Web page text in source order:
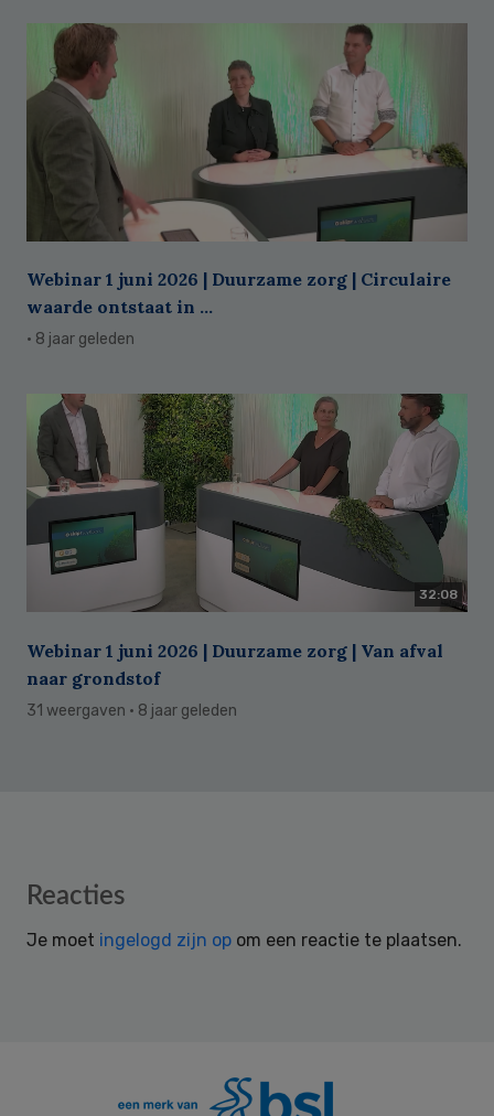
Webinar 1 juni 2026 | Duurzame zorg | Circulaire
waarde ontstaat in ...
· 8 jaar geleden
32:08
Webinar 1 juni 2026 | Duurzame zorg | Van afval
naar grondstof
31 weergaven · 8 jaar geleden
Reader
Reacties
Je moet ingelogd zijn op om een reactie te plaatsen.